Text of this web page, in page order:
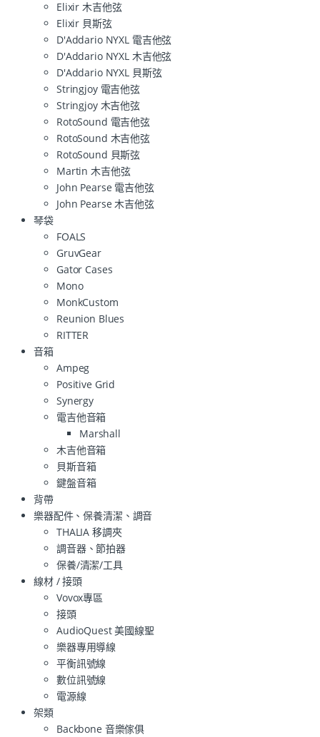
Elixir 木吉他弦
Elixir 貝斯弦
D'Addario NYXL 電吉他弦
D'Addario NYXL 木吉他弦
D'Addario NYXL 貝斯弦
Stringjoy 電吉他弦
Stringjoy 木吉他弦
RotoSound 電吉他弦
RotoSound 木吉他弦
RotoSound 貝斯弦
Martin 木吉他弦
John Pearse 電吉他弦
John Pearse 木吉他弦
琴袋
FOALS
GruvGear
Gator Cases
Mono
MonkCustom
Reunion Blues
RITTER
音箱
Ampeg
Positive Grid
Synergy
電吉他音箱
Marshall
木吉他音箱
貝斯音箱
鍵盤音箱
背帶
樂器配件、保養清潔、調音
THALIA 移調夾
調音器、節拍器
保養/清潔/工具
線材 / 接頭
Vovox專區
接頭
AudioQuest 美國線聖
樂器專用導線
平衡訊號線
數位訊號線
電源線
架類
Backbone 音樂傢俱